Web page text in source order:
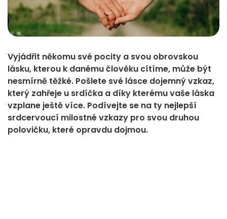
Vyjádřit někomu své pocity a svou obrovskou
lásku, kterou k danému člověku cítíme, může být
nesmírně těžké. Pošlete své lásce dojemný vzkaz,
který zahřeje u srdíčka a díky kterému vaše láska
vzplane ještě více. Podívejte se na ty nejlepší
srdcervoucí milostné vzkazy pro svou druhou
polovičku, které opravdu dojmou.